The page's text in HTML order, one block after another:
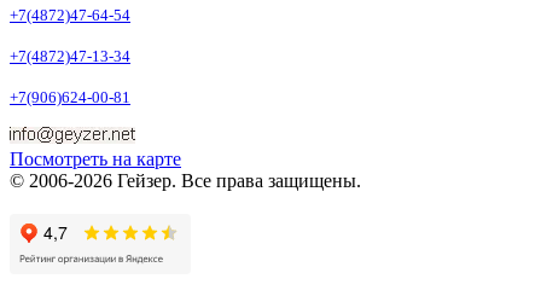
+7(4872)47-64-54
+7(4872)47-13-34
+7(906)624-00-81
Посмотреть на карте
© 2006-2026 Гейзер. Все права защищены.